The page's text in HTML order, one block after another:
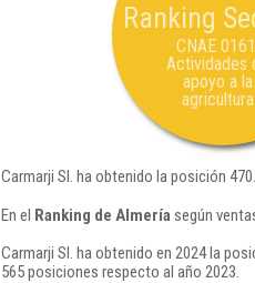
Ranking
CNAE
Actividades
apoyo a la
agricultura
Carmarji Sl. ha obtenido la posición
En el Ranking de Almería según
Carmarji Sl. ha obtenido en 2024 la
565 posiciones respecto al año 2023.